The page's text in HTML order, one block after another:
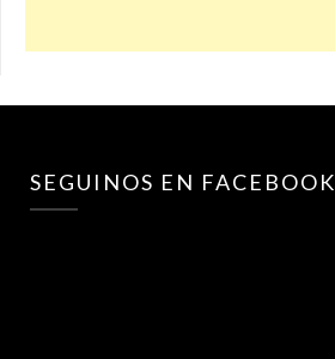
SEGUINOS EN FACEBOOK